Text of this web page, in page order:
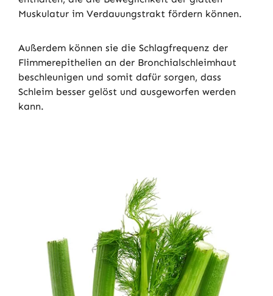
Muskulatur im Verdauungstrakt fördern können.
Außerdem können sie die Schlagfrequenz der
Flimmerepithelien an der Bronchialschleimhaut
beschleunigen und somit dafür sorgen, dass
Schleim besser gelöst und ausgeworfen werden
kann.